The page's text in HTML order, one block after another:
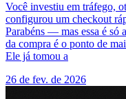
Você investiu em tráfego,
configurou um checkout
Parabéns — mas essa é só
da compra é o ponto de
Ele já tomou a
26 de fev. de 2026